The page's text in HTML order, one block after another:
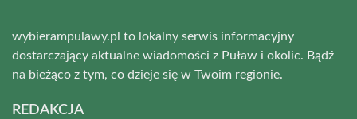
wybierampulawy.pl to lokalny serwis informacyjny
dostarczający aktualne wiadomości z Puław i okolic. Bądź
na bieżąco z tym, co dzieje się w Twoim regionie.
REDAKCJA